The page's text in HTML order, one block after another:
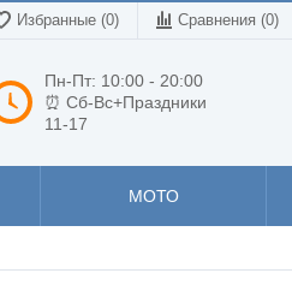
Избранные (0) Сравнения (0)
Пн-Пт: 10:00 - 20:00
⏰ Сб-Вс+Праздники
11-17
МОТО